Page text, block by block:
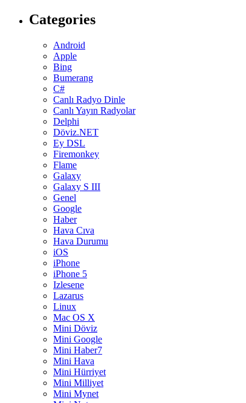
Categories
Android
Apple
Bing
Bumerang
C#
Canlı Radyo Dinle
Canlı Yayın Radyolar
Delphi
Döviz.NET
Ey DSL
Firemonkey
Flame
Galaxy
Galaxy S III
Genel
Google
Haber
Hava Cıva
Hava Durumu
iOS
iPhone
iPhone 5
Izlesene
Lazarus
Linux
Mac OS X
Mini Döviz
Mini Google
Mini Haber7
Mini Hava
Mini Hürriyet
Mini Milliyet
Mini Mynet